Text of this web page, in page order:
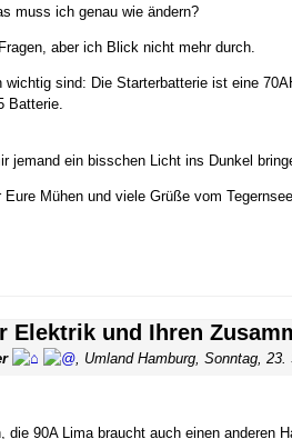
muss ich genau wie ändern?
aber ich Blick nicht mehr durch.
wichtig sind: Die Starterbatterie ist eine
Batterie.
jemand ein bisschen Licht ins Dunkel
Eure Mühen und viele Grüße vom Tegernsee
Elektrik und Ihren
, Umland Hamburg, Sonntag,
die 90A Lima braucht auch einen anderen